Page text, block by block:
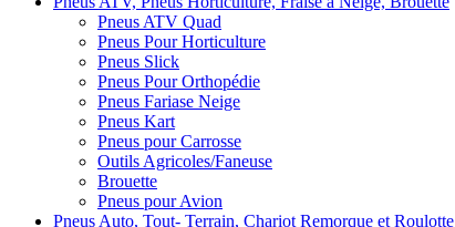
Pneus ATV Quad
Pneus Pour Horticulture
Pneus Slick
Pneus Pour Orthopédie
Pneus Fariase Neige
Pneus Kart
Pneus pour Carrosse
Outils Agricoles/Faneuse
Brouette
Pneus pour Avion
Pneus Auto, Tout- Terrain, Chariot Remorque et Roulotte